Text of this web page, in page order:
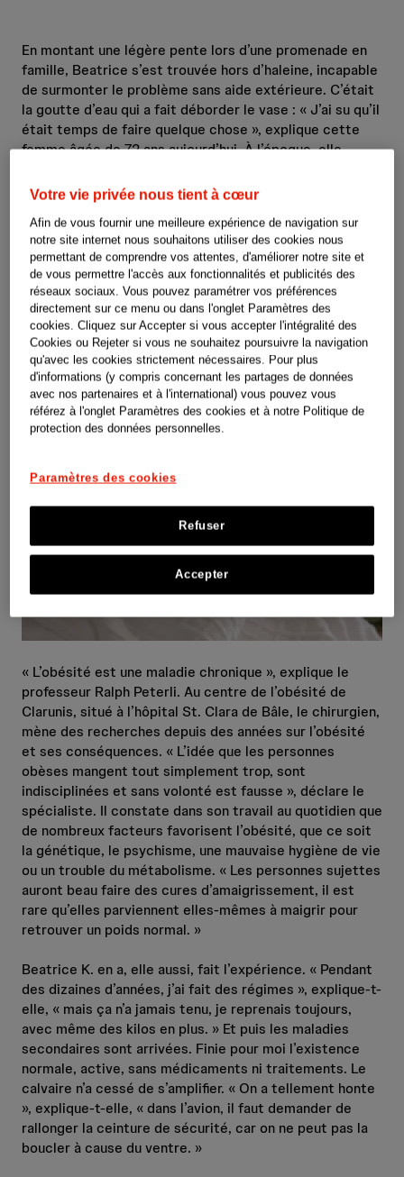
En montant une légère pente lors d’une promenade en
famille, Beatrice s’est trouvée hors d’haleine, incapable
de surmonter le problème sans aide extérieure. C’était
la goutte d’eau qui a fait déborder le vase : « J’ai su qu’il
était temps de faire quelque chose », explique cette
femme âgée de 72 ans aujourd’hui. À l’époque, elle
avait de lourdes répercussions sur sa vie : douleurs
articulaires, détresse respiratoire et diabète de type II.
Beatrice K. faisait partie des 11% de personnes obèses
en Suisse.
« L’obésité est une maladie chronique », explique le
professeur Ralph Peterli. Au centre de l’obésité de
Clarunis, situé à l’hôpital St. Clara de Bâle, le chirurgien,
mène des recherches depuis des années sur l’obésité
et ses conséquences. « L’idée que les personnes
obèses mangent tout simplement trop, sont
indisciplinées et sans volonté est fausse », déclare le
spécialiste. Il constate dans son travail au quotidien que
de nombreux facteurs favorisent l’obésité, que ce soit
la génétique, le psychisme, une mauvaise hygiène de vie
ou un trouble du métabolisme. « Les personnes sujettes
auront beau faire des cures d’amaigrissement, il est
rare qu’elles parviennent elles-mêmes à maigrir pour
retrouver un poids normal. »
Beatrice K. en a, elle aussi, fait l’expérience. « Pendant
des dizaines d’années, j’ai fait des régimes », explique-t-
elle, « mais ça n’a jamais tenu, je reprenais toujours,
avec même des kilos en plus. » Et puis les maladies
secondaires sont arrivées. Finie pour moi l’existence
normale, active, sans médicaments ni traitements. Le
calvaire n’a cessé de s’amplifier. « On a tellement honte
», explique-t-elle, « dans l’avion, il faut demander de
rallonger la ceinture de sécurité, car on ne peut pas la
boucler à cause du ventre. »
Votre vie privée nous tient à cœur
Afin de vous fournir une meilleure expérience de navigation sur
notre site internet nous souhaitons utiliser des cookies nous
permettant de comprendre vos attentes, d'améliorer notre site et
de vous permettre l'accès aux fonctionnalités et publicités des
réseaux sociaux. Vous pouvez paramétrer vos préférences
directement sur ce menu ou dans l'onglet Paramètres des
cookies. Cliquez sur Accepter si vous accepter l'intégralité des
Cookies ou Rejeter si vous ne souhaitez poursuivre la navigation
qu'avec les cookies strictement nécessaires. Pour plus
d'informations (y compris concernant les partages de données
avec nos partenaires et à l'international) vous pouvez vous
référez à l'onglet Paramètres des cookies et à notre Politique de
protection des données personnelles.
Paramètres des cookies
Refuser
Accepter